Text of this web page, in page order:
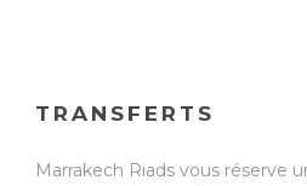
TRANSFERTS
Marrakech Riads vous réserve